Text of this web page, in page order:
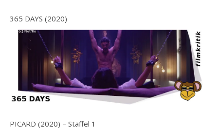
365 DAYS (2020)
PICARD (2020) – Staffel 1